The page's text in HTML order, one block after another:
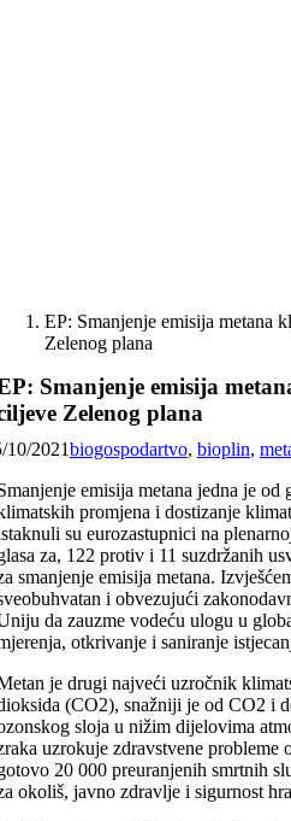
EP: Smanjenje emisija metana
Zelenog plana
Smanjenje emisija
Zelenog plana
10/2021biogospodartvo, bioplin,
emisija metana jedna je od
promjena i dostizanje
su eurozastupnici na
za, 122 protiv i 11 suzdržanih
smanjenje emisija metana.
i obvezujući
da zauzme vodeću ulogu u
otkrivanje i saniranje
je drugi najveći uzročnik
(CO2), snažniji je od CO2 i
sloja u nižim dijelovima
uzrokuje zdravstvene probleme
20 000 preuranjenih smrtnih
okoliš, javno zdravlje i sigurnost